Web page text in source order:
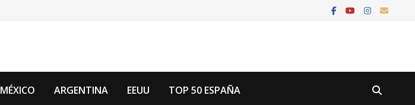
MÉXICO ARGENTINA EEUU TOP 50 ESPAÑA